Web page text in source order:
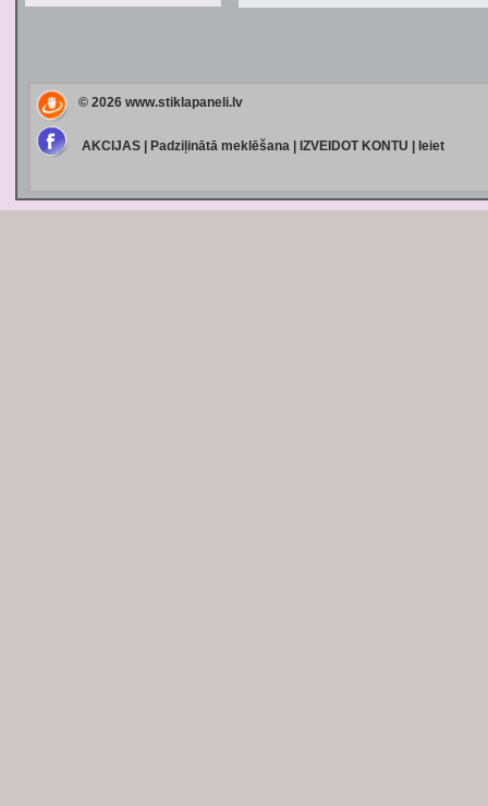
© 2026 www.stiklapaneli.lv
AKCIJAS| Padziļinātā meklēšana| IZVEIDOT KONTU Ieiet